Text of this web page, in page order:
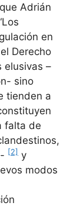
Adrián
en
Derecho
elusivas –
sino
tienden a
falta de
[2] y
modos